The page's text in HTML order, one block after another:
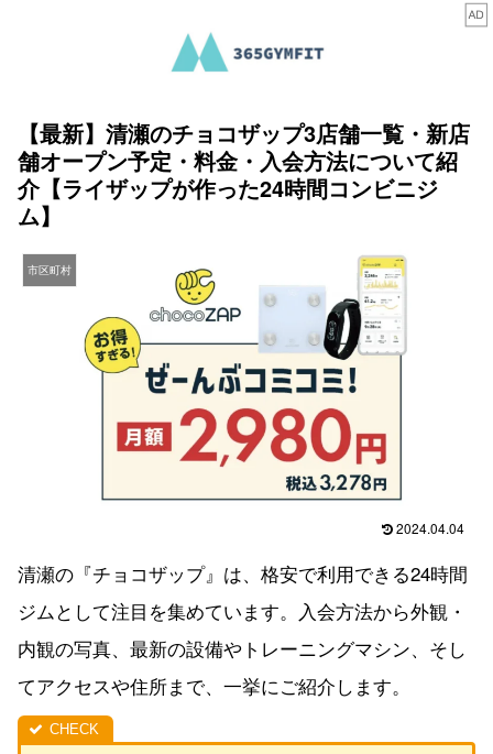
【最新】清瀬のチョコザップ3店舗一覧・新店
舗オープン予定・料金・入会方法について紹
介【ライザップが作った24時間コンビニジ
ム】
市区町村
2024.04.04
清瀬の『チョコザップ』は、格安で利用できる24時間
ジムとして注目を集めています。入会方法から外観・
内観の写真、最新の設備やトレーニングマシン、そし
てアクセスや住所まで、一挙にご紹介します。